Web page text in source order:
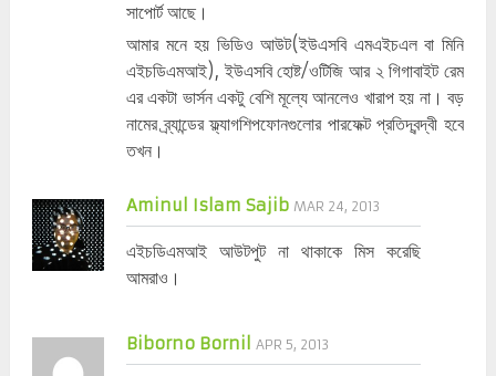
সাপোর্ট আছে।
আমার মনে হয় ভিডিও আউট(ইউএসবি এমএইচএল বা মিনি
এইচডিএমআই), ইউএসবি হোষ্ট/ওটিজি আর ২ গিগাবাইট রেম
এর একটা ভার্সন একটু বেশি মূল্যে আনলেও খারাপ হয় না। বড়
নামের ব্র্যান্ডের ফ্ল্যাগশিপফোনগুলোর পারফেক্ট প্রতিদ্বন্দ্বী হবে
তখন।
Aminul Islam Sajib MAR 24, 2013
এইচডিএমআই আউটপুট না থাকাকে মিস করেছি
আমরাও।
Biborno Bornil APR 5, 2013